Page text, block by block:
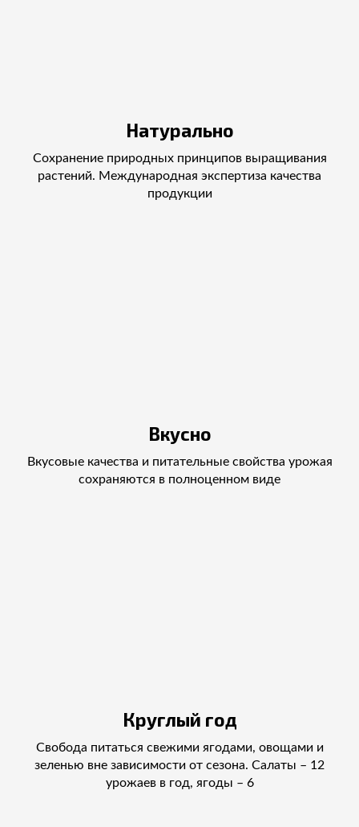
Натурально
Сохранение природных принципов выращивания
растений. Международная экспертиза качества
продукции
Вкусно
Вкусовые качества и питательные свойства урожая
сохраняются в полноценном виде
Круглый год
Свобода питаться свежими ягодами, овощами и
зеленью вне зависимости от сезона. Салаты – 12
урожаев в год, ягоды – 6